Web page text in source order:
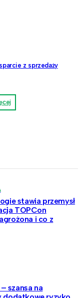
z sprzedaży
stawia przemysł
TOPCon
i co z
szansa na